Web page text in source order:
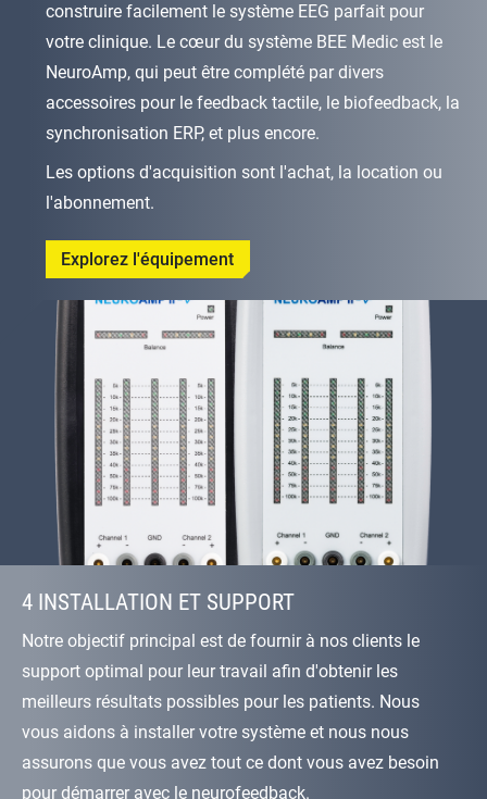
construire facilement le système EEG parfait pour
votre clinique. Le cœur du système BEE Medic est le
NeuroAmp, qui peut être complété par divers
accessoires pour le feedback tactile, le biofeedback, la
synchronisation ERP, et plus encore.
Les options d'acquisition sont l'achat, la location ou
l'abonnement.
Explorez l'équipement
4 INSTALLATION ET SUPPORT
Notre objectif principal est de fournir à nos clients le
support optimal pour leur travail afin d'obtenir les
meilleurs résultats possibles pour les patients. Nous
vous aidons à installer votre système et nous nous
assurons que vous avez tout ce dont vous avez besoin
pour démarrer avec le neurofeedback.